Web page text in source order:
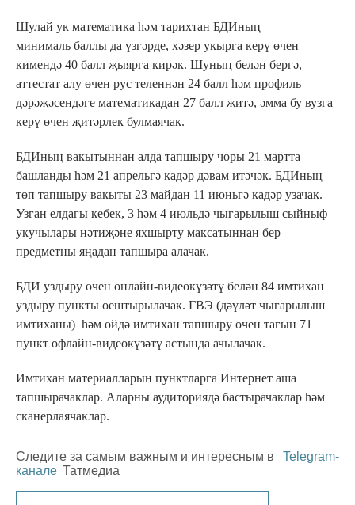
Шулай ук математика һәм тарихтан БДИның
минималь баллы да үзгәрде, хәзер укырга керү өчен
кимендә 40 балл җыярга кирәк. Шуның белән бергә,
аттестат алу өчен рус теленнән 24 балл һәм профиль
дәрәҗәсендәге математикадан 27 балл җитә, әмма бу вузга
керү өчен җитәрлек булмаячак.
БДИның вакытыннан алда тапшыру чоры 21 мартта
башланды һәм 21 апрельгә кадәр дәвам итәчәк. БДИның
төп тапшыру вакыты 23 майдан 11 июньгә кадәр узачак.
Узган елдагы кебек, 3 һәм 4 июльдә чыгарылыш сыйныф
укучылары нәтиҗәне яхшырту максатыннан бер
предметны яңадан тапшыра алачак.
БДИ уздыру өчен онлайн-видеокүзәтү белән 84 имтихан
уздыру пункты оештырылачак. ГВЭ (дәүләт чыгарылыш
имтиханы) һәм өйдә имтихан тапшыру өчен тагын 71
пункт офлайн-видеокүзәтү астында ачылачак.
Имтихан материалларын пунктларга Интернет аша
тапшырачаклар. Аларны аудиториядә бастырачаклар һәм
сканерлаячаклар.
Следите за самым важным и интересным в
Telegram-
канале Татмедиа